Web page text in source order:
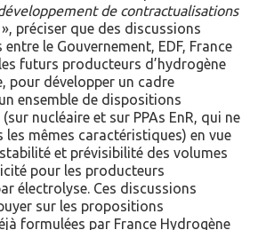
de contractualisations
préciser que des discussions
le Gouvernement, EDF, France
futurs producteurs d’hydrogène
pour développer un cadre
ensemble de dispositions
nucléaire et sur PPAs EnR, qui ne
les mêmes caractéristiques) en vue
et prévisibilité des volumes
pour les producteurs
électrolyse. Ces discussions
sur les propositions
formulées par France Hydrogène